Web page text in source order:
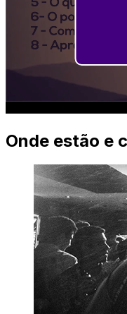
Onde estão e